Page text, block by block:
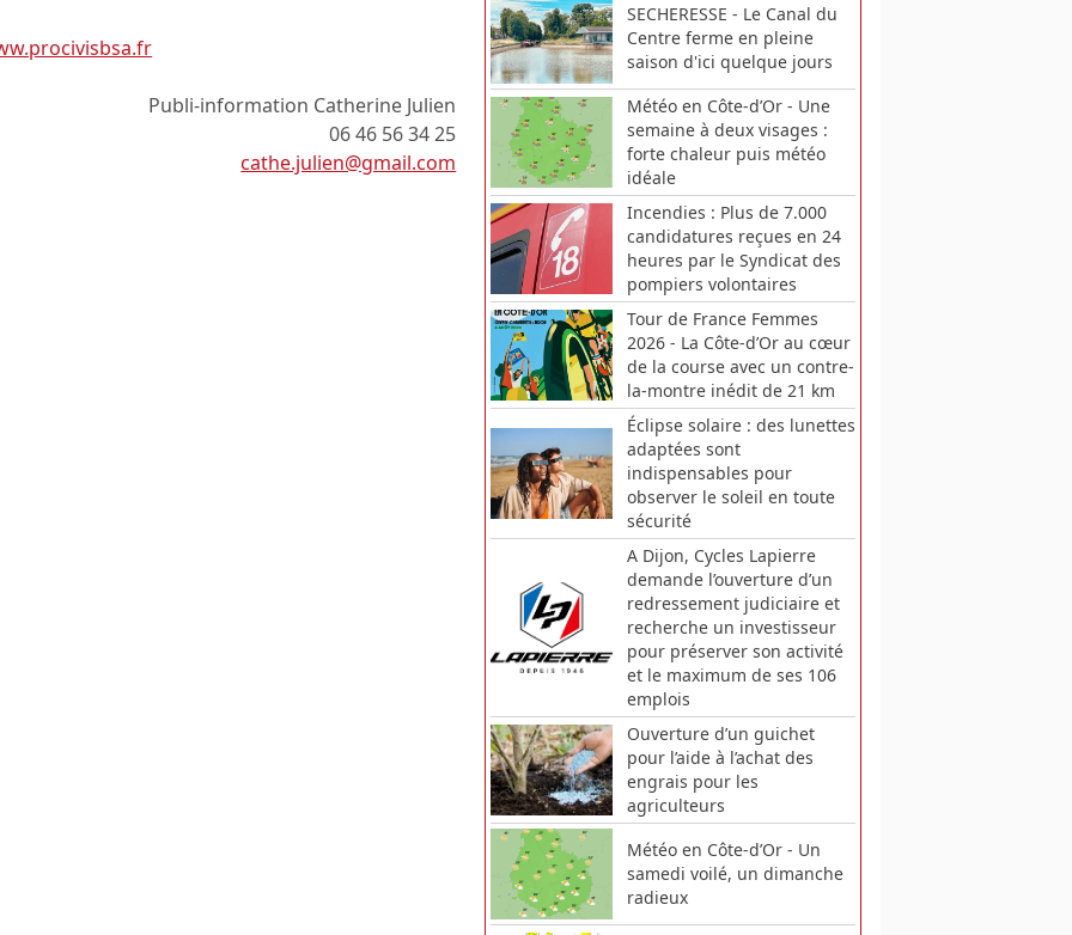
Publi-information Catherine Julien
06 46 56 34 25
cathe.julien@gmail.com
SECHERESSE - Le Canal du
Centre ferme en pleine
saison d'ici quelque jours
Météo en Côte-d’Or - Une
semaine à deux visages :
forte chaleur puis météo
idéale
Incendies : Plus de 7.000
candidatures reçues en 24
heures par le Syndicat des
pompiers volontaires
Tour de France Femmes
2026 - La Côte-d’Or au cœur
de la course avec un contre-
la-montre inédit de 21 km
Éclipse solaire : des lunettes
adaptées sont
indispensables pour
observer le soleil en toute
sécurité
A Dijon, Cycles Lapierre
demande l’ouverture d’un
redressement judiciaire et
recherche un investisseur
pour préserver son activité
et le maximum de ses 106
emplois
Ouverture d’un guichet
pour l’aide à l’achat des
engrais pour les
agriculteurs
Météo en Côte-d’Or - Un
samedi voilé, un dimanche
radieux